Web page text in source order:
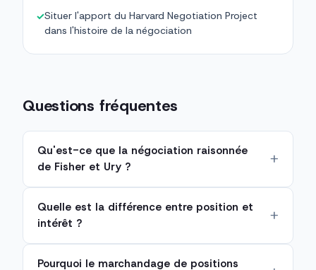
✓Situer l'apport du Harvard Negotiation Project
dans l'histoire de la négociation
Questions fréquentes
Qu'est-ce que la négociation raisonnée
de Fisher et Ury ?
Quelle est la différence entre position et
intérêt ?
Pourquoi le marchandage de positions